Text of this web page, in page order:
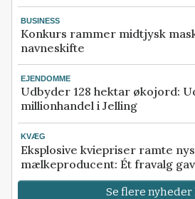
BUSINESS
Konkurs rammer midtjysk
navneskifte
EJENDOMME
Udbyder 128 hektar økojord:
millionhandel i Jelling
KVÆG
Eksplosive kviepriser ramte
mælkeproducent: Ét fravalg
Se flere nyheder